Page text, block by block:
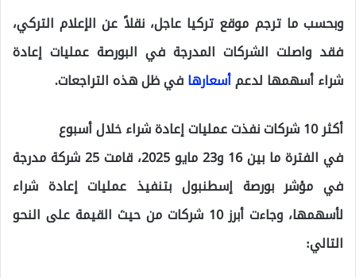
وبحسب ما ترجم موقع تركيا عاجل، نقلاً عن الإعلام التركي،
فقد واصلت الشركات المدرجة في البورصة عمليات إعادة
شراء أسهمها لدعمأسعارهافي ظل هذه التراجعات.
أكثر 10 شركات نفذت عمليات إعادة شراء خلال أسبوع
في الفترة ما بين 16 و23 مايو 2025، قامت 25 شركة مدرجة
في مؤشر بورصة إسطنبول بتنفيذ عمليات إعادة شراء
لأسهمها، وجاءت أبرز 10 شركات من حيث القيمة على النحو
التالي: